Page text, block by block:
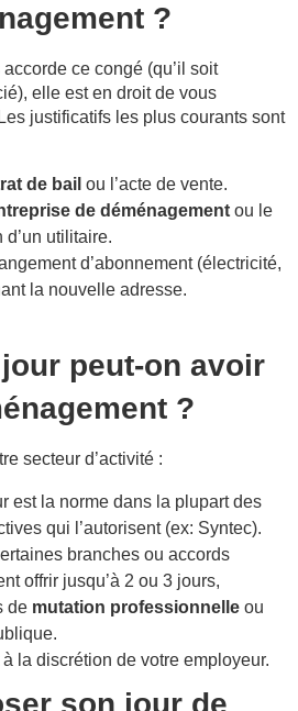
?
ce congé (qu’il soit
elle est en droit de vous
justificatifs les plus courants sont
de bail ou l’acte de vente.
de déménagement ou le
utilitaire.
d’abonnement (électricité,
la nouvelle adresse.
peut-on avoir
?
secteur d’activité :
est la norme dans la plupart des
qui l’autorisent (ex: Syntec).
branches ou accords
offrir jusqu’à 2 ou 3 jours,
de mutation professionnelle ou
à la discrétion de votre employeur.
son jour de